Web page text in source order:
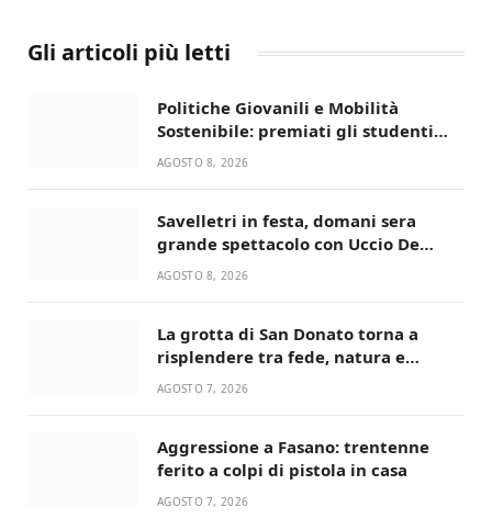
Gli articoli più letti
Politiche Giovanili e Mobilità
Sostenibile: premiati gli studenti
universitari del bando “La strada
AGOSTO 8, 2026
Savelletri in festa, domani sera
grande spettacolo con Uccio De
Santis
AGOSTO 8, 2026
La grotta di San Donato torna a
risplendere tra fede, natura e
devozione
AGOSTO 7, 2026
Aggressione a Fasano: trentenne
ferito a colpi di pistola in casa
AGOSTO 7, 2026